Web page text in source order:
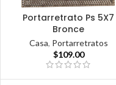
Portarretrato Ps 5X7
Bronce
Casa, Portarretratos
$109.00